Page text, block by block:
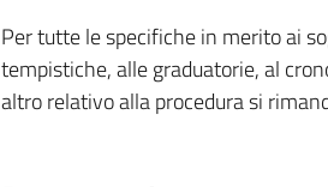
Per tutte le specifiche in merito ai
tempistiche, alle graduatorie, al
altro relativo alla procedura si